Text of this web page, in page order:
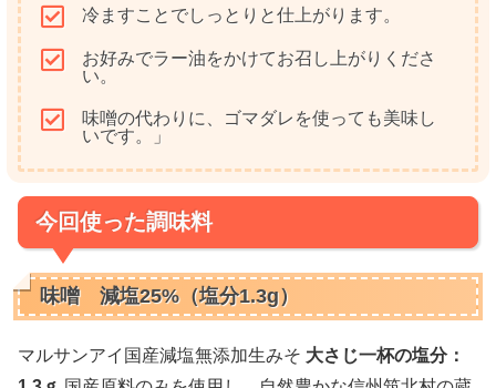
冷ますことでしっとりと仕上がります。
お好みでラー油をかけてお召し上がりくださ
い。
味噌の代わりに、ゴマダレを使っても美味し
いです。」
今回使った調味料
味噌 減塩25%（塩分1.3g）
マルサンアイ国産減塩無添加生みそ 大さじ一杯の塩分：